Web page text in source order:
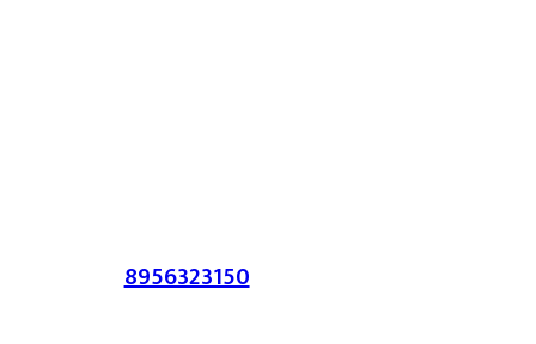
संपर्क :-8956323150/ ईमेल :-